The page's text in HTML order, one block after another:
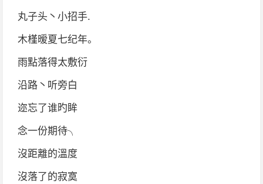
丸子头丶小招手.
木槿暧夏七纪年。
雨點落得太敷衍
沿路丶听旁白
迩忘了谁旳眸
念一份期待╮
沒距離的溫度
沒落了的寂寞